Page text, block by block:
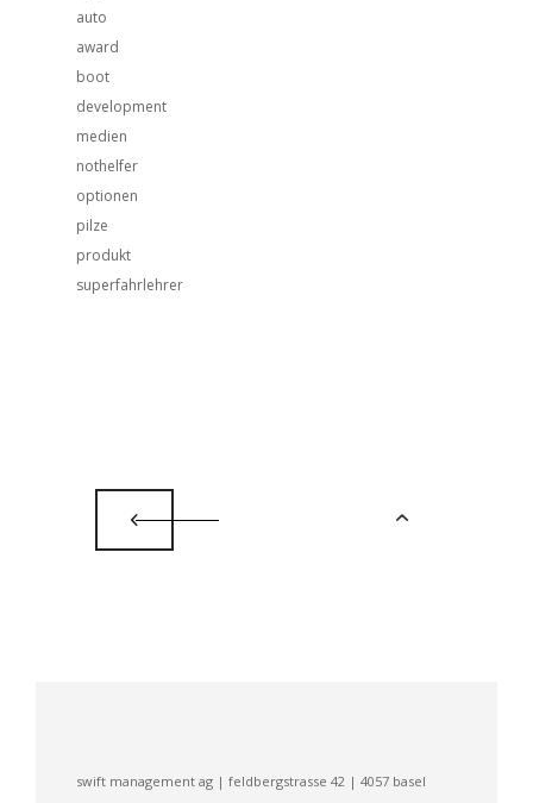
auto
award
boot
development
medien
nothelfer
optionen
pilze
produkt
superfahrlehrer
swift management ag | feldbergstrasse 42 | 4057 basel